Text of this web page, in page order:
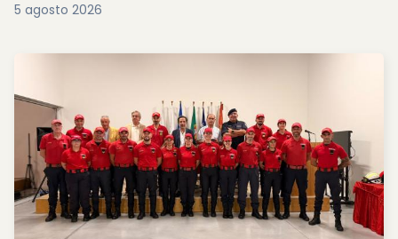
5 agosto 2026